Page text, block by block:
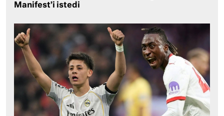
Manifest’i istedi